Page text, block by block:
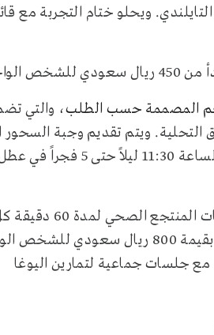
ويحلو ختام التجربة مع
المصممة حسب الطلب، والتي
التحلية. ويتم تقديم وجبة السحور
من الساعة 11:30 ليلاً وحتى 3 بعد منتصف الليل خلال أيام الأسبوع، ومن الساعة 11:30 ليلاً حتى 5
خلال الشهر المبارك، تشمل علاجات المنتجع الصحي لمدة
ليلة للشخص الواحد (أو الاختيار من مجموعة من منتجات السبا العلاجية بقيمة 800 ريال
جلسات جماعية لتمارين اليوغا